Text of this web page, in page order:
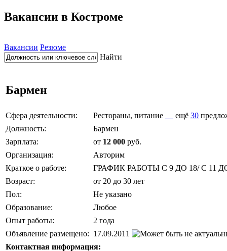
Вакансии в Костроме
Вакансии Резюме
Найти
Бармен
Сфера деятельности: Рестораны, питание ещё 30
Должность:
Бармен
Зарплата:
от 12 000 руб.
Организация:
Авторим
Краткое о работе:
ГРАФИК РАБОТЫ С 9 ДО 18/ С 11
Возраст:
от 20 до 30 лет
Пол:
Не указано
Образование:
Любое
Опыт работы:
2 года
Объявление размещено: 17.09.2011
Контактная информация: